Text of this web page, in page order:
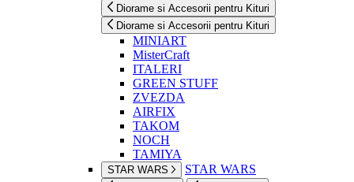
Diorame si Accesorii pentru Kituri
Diorame si Accesorii pentru Kituri
MINIART
MisterCraft
ITALERI
GREEN STUFF
ZVEZDA
AIRFIX
TAKOM
NOCH
TAMIYA
STAR WARS STAR WARS